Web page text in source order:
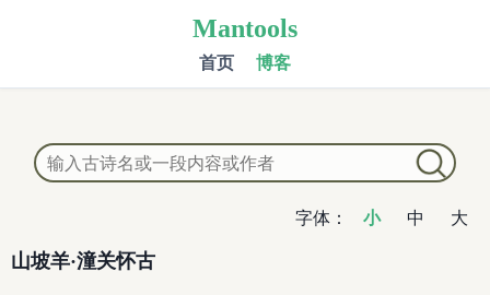
Mantools
首页 博客
字体： 小 中 大
山坡羊·潼关怀古